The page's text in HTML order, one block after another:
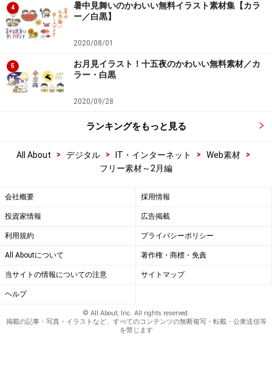
4
暑中見舞いのかわいい無料イラスト素材集【カラ
ー／白黒】
2020/08/01
5
お月見イラスト！十五夜のかわいい無料素材／カ
ラー・白黒
2020/09/28
ランキングをもっと見る
All About > デジタル > IT・インターネット > Web素材
>
フリー素材～2月編
会社概要 採用情報
投資家情報 広告掲載
利用規約 プライバシーポリシー
All Aboutについて 著作権・商標・免責
当サイトの情報についての注意 サイトマップ
ヘルプ
© All About, Inc. All rights reserved.
掲載の記事・写真・イラストなど、すべてのコンテンツの無断複写・転載・公衆送信等
を禁じます